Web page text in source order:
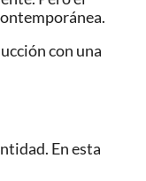
con una
En esta